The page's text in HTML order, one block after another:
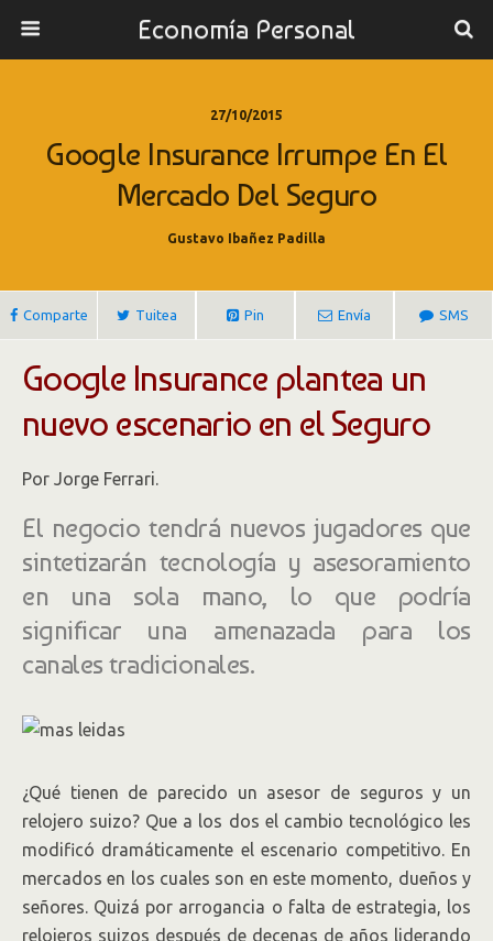
Economía Personal
27/10/2015
Google Insurance Irrumpe En El
Mercado Del Seguro
Gustavo Ibañez Padilla
Comparte Tuitea Pin Envía SMS
Google Insurance plantea un
nuevo escenario en el Seguro
Por Jorge Ferrari.
El negocio tendrá nuevos jugadores que
sintetizarán tecnología y asesoramiento
en una sola mano, lo que podría
significar una amenazada para los
canales tradicionales.
¿Qué tienen de parecido un asesor de seguros y un
relojero suizo? Que a los dos el cambio tecnológico les
modificó dramáticamente el escenario competitivo. En
mercados en los cuales son en este momento, dueños y
señores. Quizá por arrogancia o falta de estrategia, los
relojeros suizos después de decenas de años liderando